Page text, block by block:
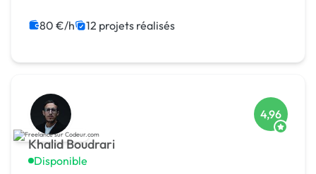
Migration ou refonte de site
80 €/h 12 projets réalisés
Khalid Boudrari
Disponible
4,96